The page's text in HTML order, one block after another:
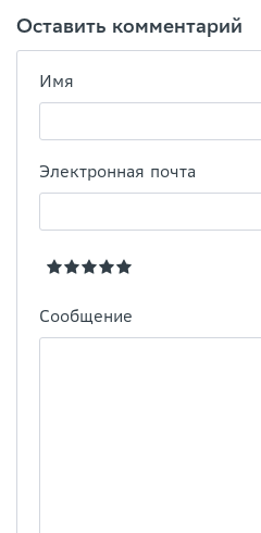
Оставить комментарий
Имя
Электронная почта
Сообщение